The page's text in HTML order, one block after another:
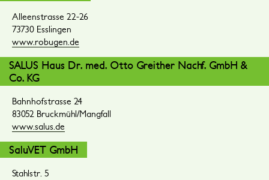
Alleenstrasse 22-26
73730 Esslingen
www.robugen.de
SALUS Haus Dr. med. Otto Greither Nachf. GmbH &
Co. KG
Bahnhofstrasse 24
83052 Bruckmühl/Mangfall
www.salus.de
SaluVET GmbH
Stahlstr. 5